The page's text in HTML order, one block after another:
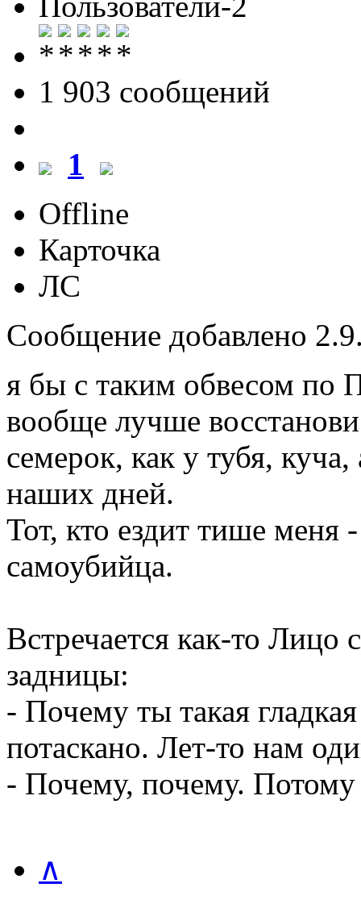
1 903 cообщений
1
Offline
Карточка
ЛС
Сообщение добавлено
я бы с таким обвесом по
вообще лучше
семерок, как у тубя,
наших дней.
Тот, кто ездит тише меня
самоубийца.
Встречается как-то
задницы:
- Почему ты такая
потаскано. Лет-то нам
- Почему, почему. Потому
∧